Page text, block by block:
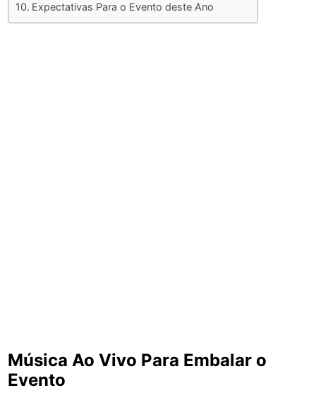
Expectativas Para o Evento deste Ano
Música Ao Vivo Para Embalar o
Evento